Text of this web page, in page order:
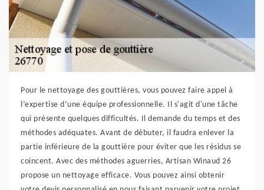
Pour le nettoyage des gouttières, vous pouvez faire appel à
l’expertise d’une équipe professionnelle. Il s'agit d'une tâche
qui présente quelques difficultés. Il demande du temps et des
méthodes adéquates. Avant de débuter, il faudra enlever la
partie inférieure de la gouttière pour éviter que les résidus se
coincent. Avec des méthodes aguerries, Artisan Winaud 26
propose un nettoyage efficace. Vous pouvez ainsi obtenir